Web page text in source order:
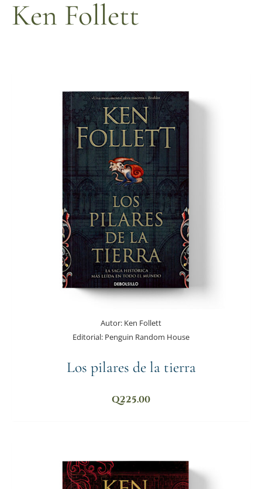
Ken Follett
Autor: Ken Follett
Editorial: Penguin Random House
Los pilares de la tierra
Q225.00